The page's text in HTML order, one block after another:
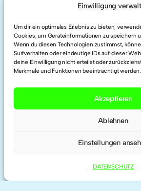
Einwilligung
Um dir ein optimales Erlebnis zu bieten,
Cookies, um Geräteinformationen zu speichern
Wenn du diesen Technologien zustimmst,
Surfverhalten oder eindeutige IDs auf dieser
deine Einwilligung nicht erteilst oder
Merkmale und Funktionen beeinträchtigt werden.
Akzeptieren
Ablehnen
Einstellungen
DATENSCHUTZ
LinkedIn
Twitter
Researchgate
IMPRESSUM | KONTAKT